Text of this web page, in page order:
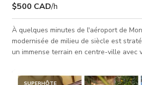
$500 CAD/h
À quelques minutes de l'aéroport de
modernisée de milieu de siècle est
un immense terrain en centre-ville avec
dans les arbres avec tyrolienne vers le
SUPERHÔTE